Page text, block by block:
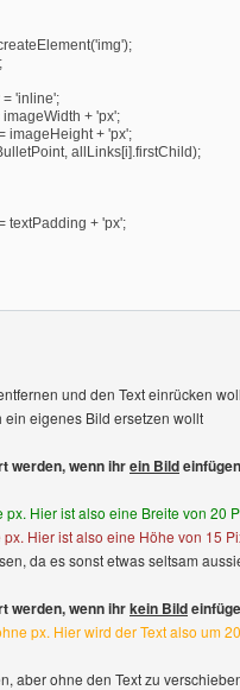
'inline';
+ 'px';
imageHeight + 'px';
allLinks[i].firstChild);
textPadding + 'px';
und den Text einrücken
ein eigenes Bild ersetzen wollt
werden, wenn ihrein Bild
Hier ist also eine Breite von 20
Hier ist also eine Höhe von 15
da es sonst etwas seltsam
werden, wenn ihrkein Bild
px. Hier wird der Text also um
aber ohne den Text zu